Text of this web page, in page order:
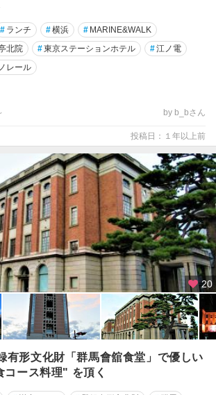
# ランチ #横浜 # MARINE&WALK
北院 #東京ステーションホテル #江ノ電
レール
by b_bさん
投稿日：１年以上前
20
有形文化財「群馬會舘食堂」で優しい
コース料理" を頂く